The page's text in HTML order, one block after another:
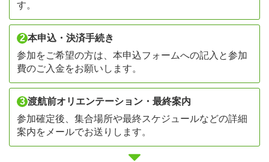
す。
2 本申込・決済手続き
参加をご希望の方は、本申込フォームへの記入と参加
費のご入金をお願いします。
3 渡航前オリエンテーション・最終案内
参加確定後、集合場所や最終スケジュールなどの詳細
案内をメールでお送りします。